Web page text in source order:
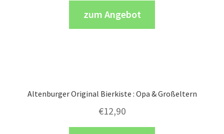
zum Angebot
Altenburger Original Bierkiste : Opa & Großeltern
€12,90